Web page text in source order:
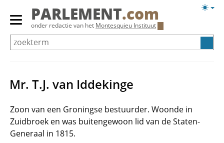
Overslaan
Primair
menu
tonen/verbergen
PARLEMENT.com
onder redactie van het Montesquieu Instituut
Mr. T.J. van Iddekinge
Zoon van een Groningse bestuurder. Woonde in
Zuidbroek en was buitengewoon lid van de Staten-
Generaal in 1815.